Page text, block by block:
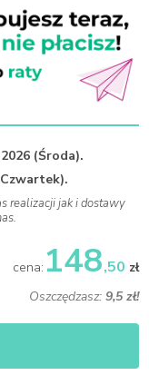
(Środa).
realizacji jak i dostawy
cena: 148,50 zł
Oszczędzasz: 9,5 zł!